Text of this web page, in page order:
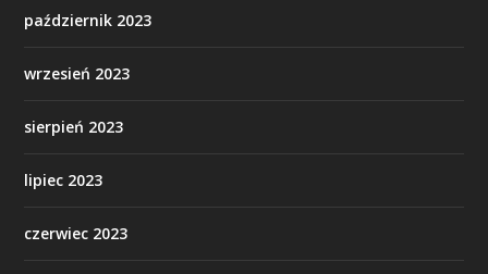
październik 2023
wrzesień 2023
sierpień 2023
lipiec 2023
czerwiec 2023